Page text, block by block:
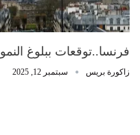
فرنسا..توقعات ببلوغ النمو 0,8 في المائة في 2025 (معهد)
زاكورة بريس سبتمبر 12, 2025